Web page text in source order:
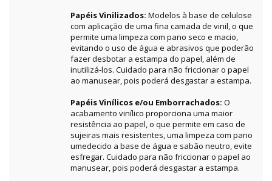
Papéis Vinilizados: Modelos à base de celulose
com aplicação de uma fina camada de vinil, o que
permite uma limpeza com pano seco e macio,
evitando o uso de água e abrasivos que poderão
fazer desbotar a estampa do papel, além de
inutilizá-los. Cuidado para não friccionar o papel
ao manusear, pois poderá desgastar a estampa.
Papéis Vinílicos e/ou Emborrachados: O
acabamento vinílico proporciona uma maior
resistência ao papel, o que permite em caso de
sujeiras mais resistentes, uma limpeza com pano
umedecido a base de água e sabão neutro, evite
esfregar. Cuidado para não friccionar o papel ao
manusear, pois poderá desgastar a estampa.